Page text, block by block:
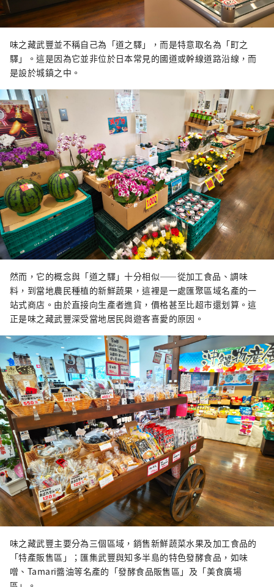
味之藏武豐並不稱自己為「道之驛」，而是特意取名為「町之
驛」。這是因為它並非位於日本常見的國道或幹線道路沿線，而
是設於城鎮之中。
然而，它的概念與「道之驛」十分相似——從加工食品、調味
料，到當地農民種植的新鮮蔬果，這裡是一處匯聚區域名產的一
站式商店。由於直接向生產者進貨，價格甚至比超市還划算。這
正是味之藏武豐深受當地居民與遊客喜愛的原因。
味之藏武豐主要分為三個區域，銷售新鮮蔬菜水果及加工食品的
「特產販售區」；匯集武豐與知多半島的特色發酵食品，如味
噌、Tamari醬油等名產的「發酵食品販售區」及「美食廣場